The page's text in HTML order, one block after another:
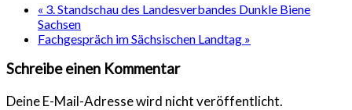
« 3. Standschau des Landesverbandes Dunkle Biene
Sachsen
Fachgespräch im Sächsischen Landtag »
Schreibe einen Kommentar
Deine E-Mail-Adresse wird nicht veröffentlicht.